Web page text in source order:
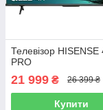
Телевізор HISENSE
PRO
21 999 ₴ 26 399 ₴
Купити